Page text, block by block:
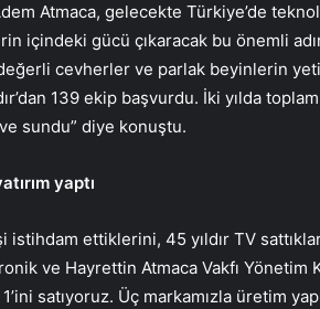
Atmaca, gelecekte Türkiye’de
içindeki gücü çıkaracak bu önemli
cevherler ve parlak beyinlerin
139 ekip başvurdu. İki yılda
sundu” diye konuştu.
yaptı
ettiklerini, 45 yıldır TV
ve Hayrettin Atmaca Vakfı Yönetim
satıyoruz. Üç markamızla üretim